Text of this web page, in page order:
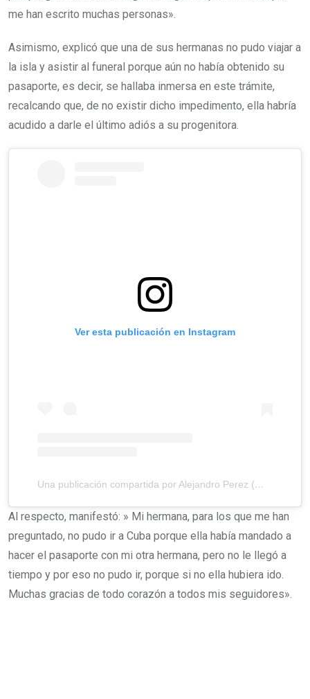
me han escrito muchas personas».
Asimismo, explicó que una de sus hermanas no pudo viajar a
la isla y asistir al funeral porque aún no había obtenido su
pasaporte, es decir, se hallaba inmersa en este trámite,
recalcando que, de no existir dicho impedimento, ella habría
acudido a darle el último adiós a su progenitora.
Ver esta publicación en Instagram
Una publicación compartida por Alejandro Perez (@cubaurbanonoticias_)
Al respecto, manifestó: » Mi hermana, para los que me han
preguntado, no pudo ir a Cuba porque ella había mandado a
hacer el pasaporte con mi otra hermana, pero no le llegó a
tiempo y por eso no pudo ir, porque si no ella hubiera ido.
Muchas gracias de todo corazón a todos mis seguidores».